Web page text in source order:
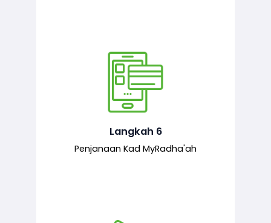
Langkah 6
Penjanaan Kad MyRadha'ah
Setelah permohonan diluluskan, kad
MyRadha’ah akan dijana.